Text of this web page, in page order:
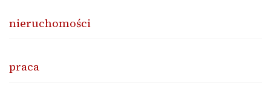
nieruchomości
praca